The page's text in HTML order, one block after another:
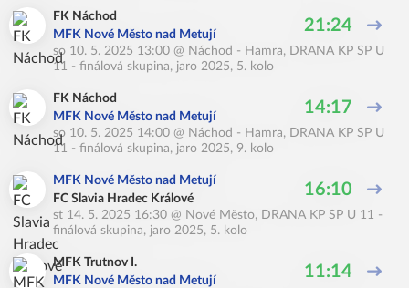
FK Náchod
MFK Nové Město nad Metují
21:24
so 10. 5. 2025 13:00 @ Náchod - Hamra, DRANA KP SP U
11 - finálová skupina, jaro 2025, 5. kolo
FK Náchod
MFK Nové Město nad Metují
14:17
so 10. 5. 2025 14:00 @ Náchod - Hamra, DRANA KP SP U
11 - finálová skupina, jaro 2025, 9. kolo
MFK Nové Město nad Metují
FC Slavia Hradec Králové
16:10
st 14. 5. 2025 16:30 @ Nové Město, DRANA KP SP U 11 -
finálová skupina, jaro 2025, 5. kolo
MFK Trutnov I.
MFK Nové Město nad Metují
11:14